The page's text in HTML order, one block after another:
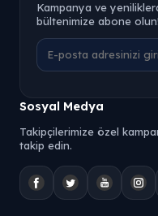
Kampanya ve
bültenimize abone olun!
Sosyal Medya
Takipçilerimize özel
takip edin.